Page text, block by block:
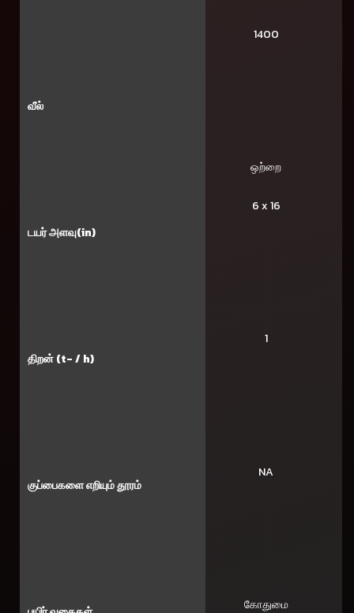
வீல்
டயர் அளவு(in)
திறன் (t- / h)
குப்பைகளை எறியும் தூரம்
1400
ஒற்றை
6 x 16
1
NA
கோதுமை